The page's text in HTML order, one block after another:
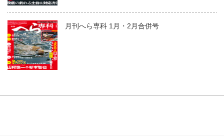
月刊へら専科 1月・2月合併号